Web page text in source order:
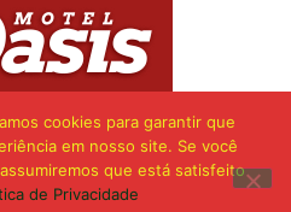
cookies para garantir que
em nosso site. Se você
que está satisfeito
de Privacidade